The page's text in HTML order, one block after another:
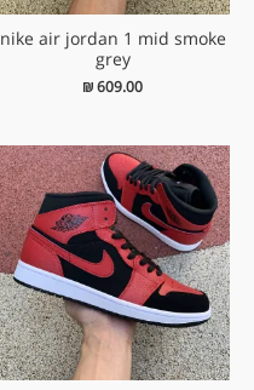
nike air jordan 1 mid smoke
grey
₪609.00